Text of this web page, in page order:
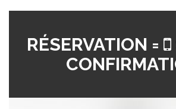
RÉSERVATION =